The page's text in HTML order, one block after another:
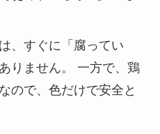
、すぐに「腐ってい
りません。 一方で、鶏
ので、色だけで安全と